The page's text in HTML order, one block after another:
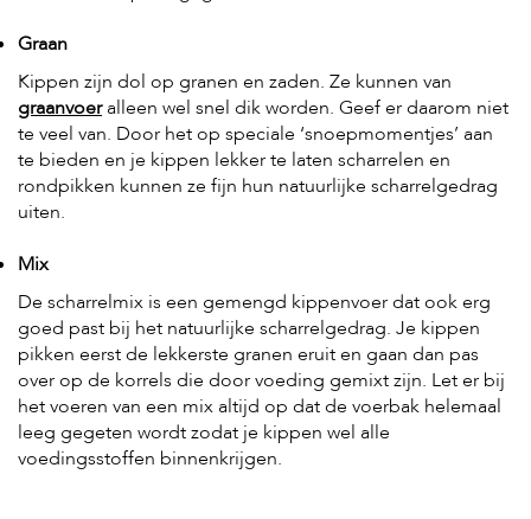
Graan
Kippen zijn dol op granen en zaden. Ze kunnen van
graanvoeralleen wel snel dik worden. Geef er daarom niet
te veel van. Door het op speciale ‘snoepmomentjes’ aan
te bieden en je kippen lekker te laten scharrelen en
rondpikken kunnen ze fijn hun natuurlijke scharrelgedrag
uiten.
Mix
De scharrelmix is een gemengd kippenvoer dat ook erg
goed past bij het natuurlijke scharrelgedrag. Je kippen
pikken eerst de lekkerste granen eruit en gaan dan pas
over op de korrels die door voeding gemixt zijn. Let er bij
het voeren van een mix altijd op dat de voerbak helemaal
leeg gegeten wordt zodat je kippen wel alle
voedingsstoffen binnenkrijgen.